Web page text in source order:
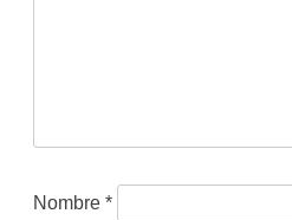
Nombre *